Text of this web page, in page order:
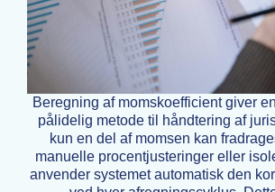
Beregning af momskoefficient giver
pålidelig metode til håndtering af
kun en del af momsen kan
manuelle procentjusteringer eller
anvender systemet automatisk den